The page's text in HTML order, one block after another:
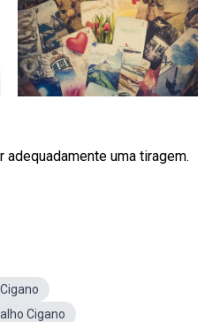
uma tiragem.
Cigano